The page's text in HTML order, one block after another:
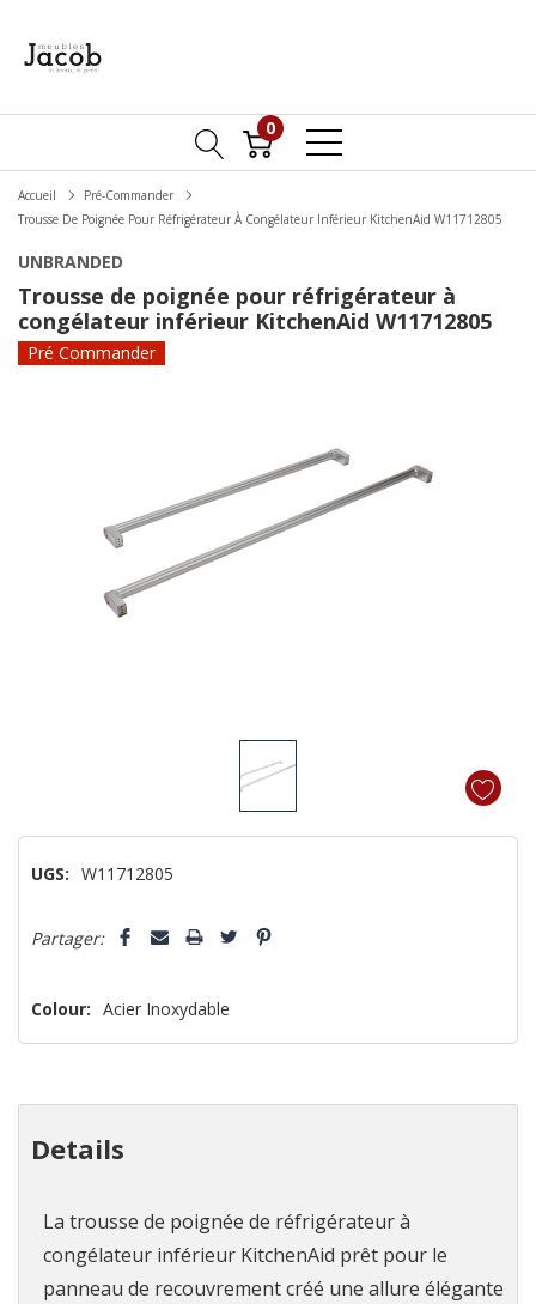
0
Accueil
Pré-Commander
Trousse De Poignée Pour Réfrigérateur À Congélateur Inférieur KitchenAid W11712805
UNBRANDED
Trousse de poignée pour réfrigérateur à
congélateur inférieur KitchenAid W11712805
Pré Commander
UGS: W11712805
vous!
n’en
reste
que
Partager:
Colour: Acier Inoxydable
Details
La trousse de poignée de réfrigérateur à
congélateur inférieur KitchenAid prêt pour le
panneau de recouvrement créé une allure élégante